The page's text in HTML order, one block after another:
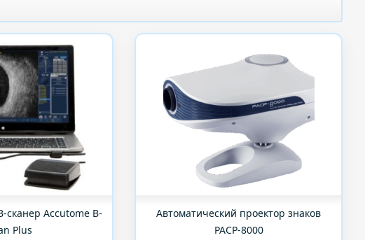
сканер Accutome B-
Plus
Автоматический проектор знаков
PACP-8000